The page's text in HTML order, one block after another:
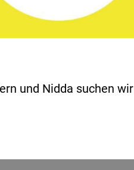
und Nidda suchen wir